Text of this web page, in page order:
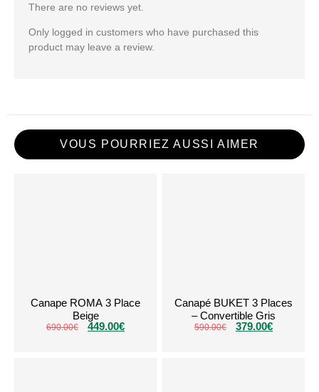
There are no reviews yet.
Only logged in customers who have purchased this
product may leave a review.
VOUS POURRIEZ AUSSI AIMER
Canape ROMA 3 Place
Beige
690.00€ 449.00€
Canapé BUKET 3 Places
– Convertible Gris
590.00€ 379.00€